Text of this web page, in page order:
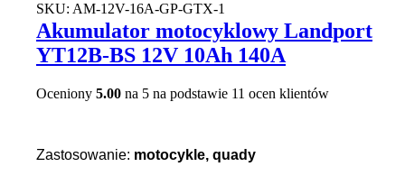
SKU: AM-12V-16A-GP-GTX-1
Akumulator motocyklowy Landport
YT12B-BS 12V 10Ah 140A
Oceniony 5.00 na 5 na podstawie 11 ocen klientów
Zastosowanie: motocykle, quady